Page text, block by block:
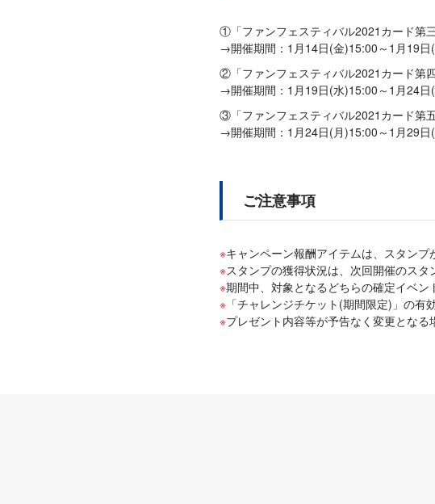
①「ファンフェスティバル2021カード第
→開催期間：1月14日(金)15:00～1月19日
②「ファンフェスティバル2021カード第
→開催期間：1月19日(水)15:00～1月24日
③「ファンフェスティバル2021カード第
→開催期間：1月24日(月)15:00～1月29日
ご注意事項
キャンペーン報酬アイテムは、スタン
スタンプの獲得状況は、次回開催のス
期間中、対象となるどちらの確定イベ
「チャレンジチケット(期間限定)」の
プレゼント内容等が予告なく変更とな